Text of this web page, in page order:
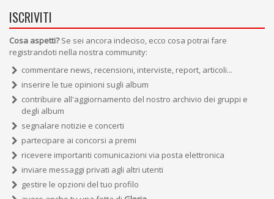
ISCRIVITI
Cosa aspetti?Se sei ancora indeciso, ecco cosa potrai fare
registrandoti nella nostra community:
commentare news, recensioni, interviste, report, articoli...
inserire le tue opinioni sugli album
contribuire all'aggiornamento del nostro archivio dei gruppi e
degli album
segnalare notizie e concerti
partecipare ai concorsi a premi
ricevere importanti comunicazioni via posta elettronica
inviare messaggi privati agli altri utenti
gestire le opzioni del tuo profilo